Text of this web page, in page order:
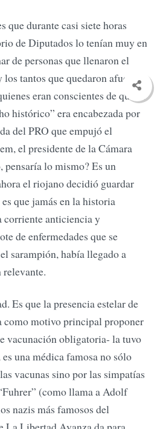
que durante casi siete horas
de Diputados lo tenían muy en
de personas que llenaron el
tantos que quedaron afuera.
eran conscientes de que se
histórico” era encabezada por
del PRO que empujó el
el presidente de la Cámara
lo mismo? Es un
el riojano decidió guardar
que jamás en la historia
corriente anticiencia y
de enfermedades que se
sarampión, había llegado a
relevante.
Es que la presencia estelar de
como motivo principal proponer
vacunación obligatoria- la tuvo
una médica famosa no sólo
vacunas sino por las simpatías
(como llama a Adolf
nazis más famosos del